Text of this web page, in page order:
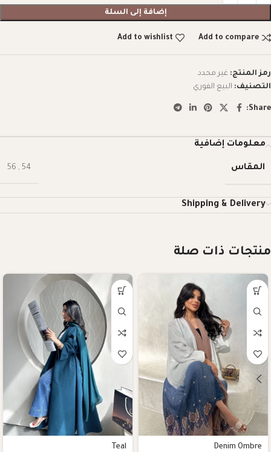
إضافة إلى السلة
Add to compare
Add to wishlist
رمز المنتج: غير محدد
التصنيف: البيع الفوري
Share:
معلومات إضافية
المقاس 54
,
56
Shipping & Delivery
منتجات ذات صلة
Denim Ombre
Teal